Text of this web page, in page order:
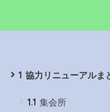
1 協力リニューアルま
1.1 集会所